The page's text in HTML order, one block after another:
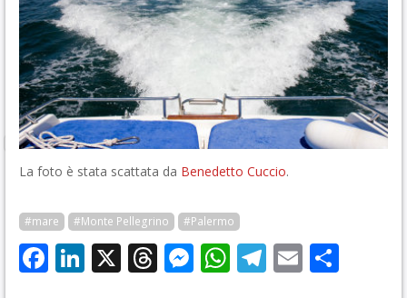
La foto è stata scattata da Benedetto Cuccio.
#mare #Monte Pellegrino #Palermo
Facebook
LinkedIn
X Threads
Messenger
WhatsApp
Telegram
Email